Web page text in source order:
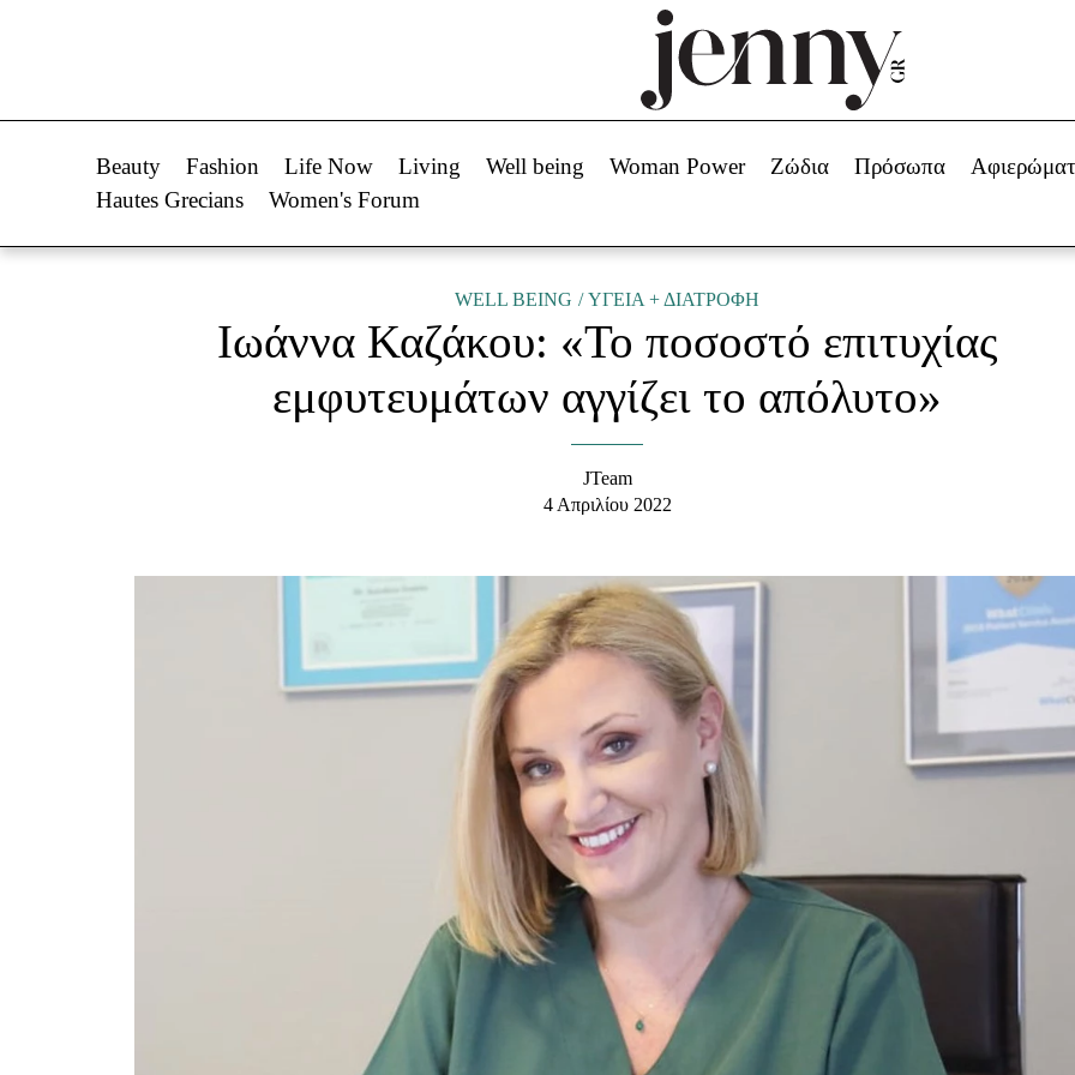
Styling Tips
Fashion News
Beauty -
Ομορφιά
Skincare
Μακιγιάζ
Woman Power Πρόσωπα
Celebrities
Success Stories
Ζώδια
ΒΟΞ Χωρίς Ταμπέλες
Γάμος Market News
Beauty Fashion Life Now Living Well being Woman Power Ζώδια Πρόσωπα
Hautes Grecians
Women's Forum
WELL BEING ΥΓΕΙΑ + ΔΙΑΤΡΟΦΗ
Ιωάννα Καζάκου: «Το ποσοστό επιτυχίας
εμφυτευμάτων αγγίζει το απόλυτο»
JTeam
4 Απριλίου 2022